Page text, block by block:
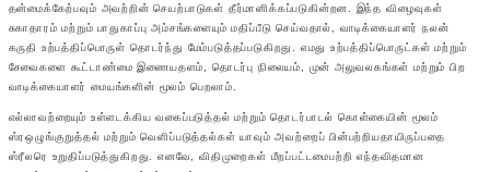
தன்மைக்கேற்பவும் அவற்றின் செயற்பாடுகள் தீர்மானிக்கப்படுகின்றன. இந்த விழைவுகள்
சுகாதாரம் மற்றும் பாதுகாப்பு அம்சங்களையும் மதிப்பீடு செய்வதால், வாடிக்கையாளர் நலன்
கருதி உற்பத்திப்பொருள் தொடர்ந்து மேம்படுத்தப்படுகிறது. எமது உற்பத்திப்பொருட்கள் மற்றும்
சேவைகளை கூட்டாண்மை இணையதளம், தொடர்பு நிலையம், முன் அலுவலகங்கள் மற்றும் பிற
வாடிக்கையாளர் மையங்களின் மூலம் பெறலாம்.
எல்லாவற்றையும் உள்ளடக்கிய வகைப்படுத்தல் மற்றும் தொடர்பாடல் கொள்கையின் மூலம்
ஸ்ரஒழுங்குறுத்தல் மற்றும் வெளிப்படுத்தல்கள் யாவும் அவற்றைப் பின்பற்றியதாயிருப்பதை
ஸ்ரீலரெ உறுதிப்படுத்துகிறது. எனவே, விதிமுறைகள் மீறப்பட்டமைபற்றி எந்தவிதமான